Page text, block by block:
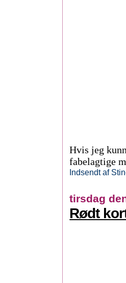
Hvis jeg
fabelagtige
Indsendt af
tirsdag
Rødt